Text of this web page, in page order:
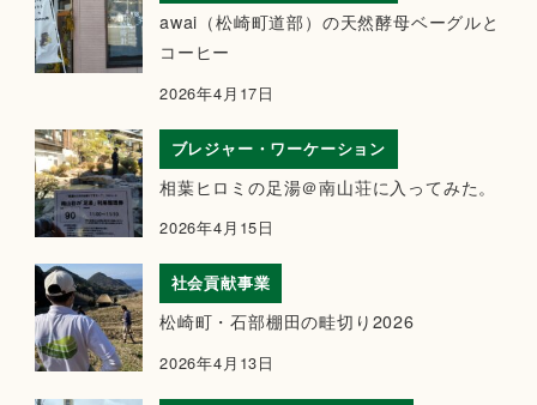
awai（松崎町道部）の天然酵母ベーグルと
コーヒー
2026年4月17日
ブレジャー・ワーケーション
相葉ヒロミの足湯＠南山荘に入ってみた。
2026年4月15日
社会貢献事業
松崎町・石部棚田の畦切り2026
2026年4月13日